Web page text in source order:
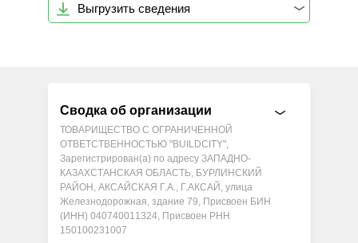
Выгрузить сведения
Сводка об организации
ТОВАРИЩЕСТВО С ОГРАНИЧЕННОЙ
ОТВЕТСТВЕННОСТЬЮ "BUILDCITY",
Зарегистрирован(а) по адресу ЗАПАДНО-
КАЗАХСТАНСКАЯ ОБЛАСТЬ, БУРЛИНСКИЙ
РАЙОН, АКСАЙСКАЯ Г.А., Г.АКСАЙ, улица
Железнодорожная, здание 79, Присвоен БИН
(ИНН) 040740011324, Присвоен РНН
150100231007